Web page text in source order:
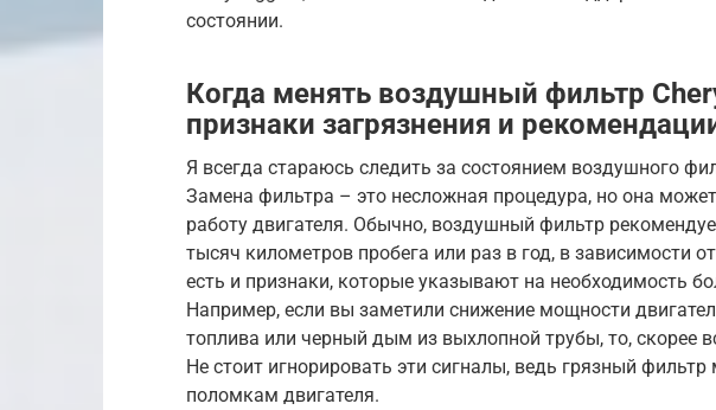
состоянии.
Когда менять воздушный фильтр
признаки загрязнения и
Я всегда стараюсь следить за состоянием воздушного
Замена фильтра – это несложная процедура, но она
работу двигателя. Обычно, воздушный фильтр
тысяч километров пробега или раз в год, в зависимости
есть и признаки, которые указывают на необходимость
Например, если вы заметили снижение мощности
топлива или черный дым из выхлопной трубы, то, скорее
Не стоит игнорировать эти сигналы, ведь грязный
поломкам двигателя.